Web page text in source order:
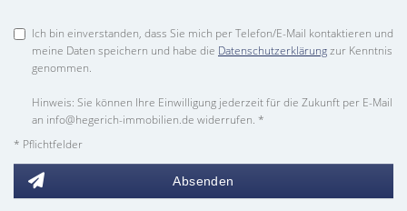
Ich bin einverstanden, dass Sie mich per Telefon/E-Mail kontaktieren und
meine Daten speichern und habe die Datenschutzerklärungzur Kenntnis
genommen.
Hinweis: Sie können Ihre Einwilligung jederzeit für die Zukunft per E-Mail
an info@hegerich-immobilien.de widerrufen. *
* Pflichtfelder
Absenden